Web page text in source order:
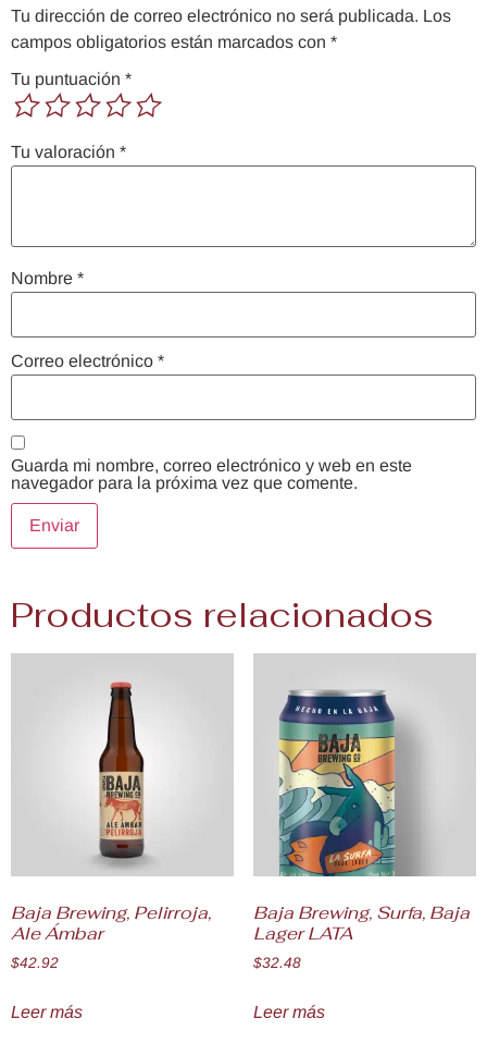
Tu dirección de correo electrónico no será publicada. Los
campos obligatorios están marcados con *
Tu puntuación *
Tu valoración *
Nombre *
Correo electrónico *
Guarda mi nombre, correo electrónico y web en este
navegador para la próxima vez que comente.
Productos relacionados
Baja Brewing, Pelirroja,
Ale Ámbar
$42.92
Leer más
Baja Brewing, Surfa, Baja
Lager LATA
$32.48
Leer más